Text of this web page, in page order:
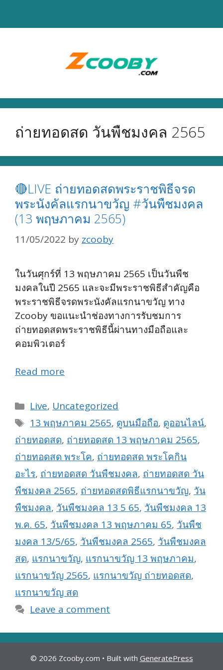
ถ่ายทอดสด วันพืชมงคล 2565
🔴LIVE ถ่ายทอดสดพระราชพิธีจรด
พระนังคัลแรกนาขวัญ #วันพืชมงคล
(13 พฤษภาคม 2565)
11/05/2022 by zcooby
ในวันศุกร์ที่ 13 พฤษภาคม 2565 เป็นวันพืช
มงคลในปี 2565 และจะมีพระราชพิธีสำคัญคือ
พระราชพิธีจรดพระนังคัลแรกนาขวัญ ทาง
Zcooby ขอแนะนำช่องทางการรับชมการ
ถ่ายทอดสดพระราชพิธีนี้ผ่านทางมือถือและ
คอมพิวเตอร์
Read more
Categories
Live, Uncategorized
Tags
13 พฤษภาคม 2565, ดูบนมือถือ, ดูออนไลน์,
ถ่ายทอดสด, ถ่ายทอดสด 13 พฤษภาคม 2565,
ถ่ายทอดสด พระโค, ถ่ายทอดสด พระโคกิน
อะไร, ถ่ายทอดสด วันพืชมงคล, ถ่ายทอดสด วัน
พืชมงคล 2565, ถ่ายทอดสดพิธีแรกนาขวัญ, วัน
พืชมงคล, วันพืชมงคล 13 5 65, วันพืชมงคล 13
พ.ค. 65, วันพืชมงคล 13 พฤษภาคม 65, วันพืช
มงคล 13/5/65, วันพืชมงคล 2565, วันพืชมงคล
สด, แรกนาขวัญ, แรกนาขวัญ 13 พฤษภาคม,
แรกนาขวัญ 2565, แรกนาขวัญ ถ่ายทอดสด,
แรกนาขวัญ สด
Leave a comment
© 2026 Zcooby.com • Built with GeneratePress